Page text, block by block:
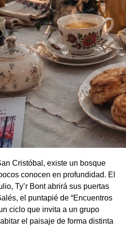
Cristóbal, existe un bosque
conocen en profundidad. El
Ty’r Bont abrirá sus puertas
el puntapié de “Encuentros
ciclo que invita a un grupo
el paisaje de forma distinta